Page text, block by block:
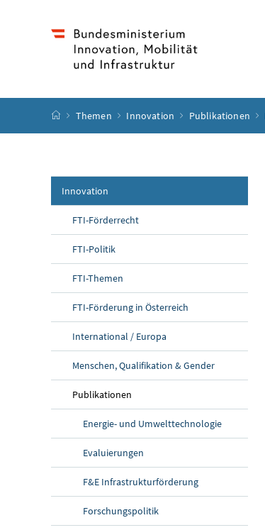
Startseite
Themen Innovation Publikationen
Innovation
FTI-Förderrecht
FTI-Politik
FTI-Themen
FTI-Förderung in Österreich
International / Europa
Menschen, Qualifikation & Gender
Publikationen
Energie- und Umwelttechnologie
Evaluierungen
F&E Infrastrukturförderung
Forschungspolitik